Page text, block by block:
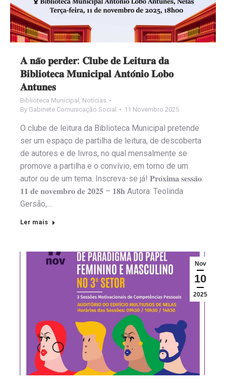
𝐀 𝐧𝐚̃𝐨 𝐩𝐞𝐫𝐝𝐞𝐫: 𝐂𝐥𝐮𝐛𝐞 𝐝𝐞 𝐋𝐞𝐢𝐭𝐮𝐫𝐚 𝐝𝐚
𝐁𝐢𝐛𝐥𝐢𝐨𝐭𝐞𝐜𝐚 𝐌𝐮𝐧𝐢𝐜𝐢𝐩𝐚𝐥 𝐀𝐧𝐭𝐨́𝐧𝐢𝐨 𝐋𝐨𝐛𝐨
𝐀𝐧𝐭𝐮𝐧𝐞𝐬
Biblioteca Municipal , Notícias
By Gabinete Comunicação Social 11 Novembro 2025
O clube de leitura da Biblioteca Municipal pretende
ser um espaço de partilha de leitura, de descoberta
de autores e de livros, no qual mensalmente se
promove a partilha e o convívio, em torno de um
autor ou de um tema. Inscreva-se já! 𝐏𝐫𝐨́𝐱𝐢𝐦𝐚 𝐬𝐞𝐬𝐬𝐚̃𝐨:
𝟏𝟏 𝐝𝐞 𝐧𝐨𝐯𝐞𝐦𝐛𝐫𝐨 𝐝𝐞 𝟐𝟎𝟐𝟓 – 𝟏𝟖𝐡 Autora: Teolinda
Gersão,…
Ler mais
Nov
10
2025